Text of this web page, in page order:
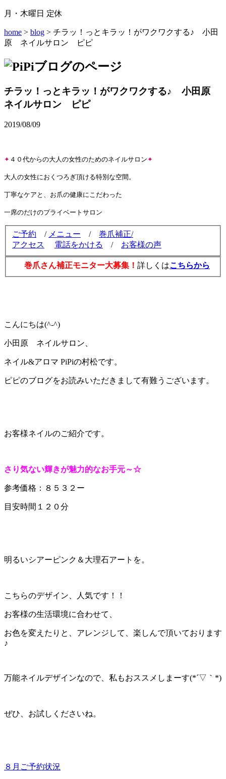
月・木曜日 定休
home > blog > チラッ！っとキラッ！がワクワクする♪ 小田
原 ネイルサロン ピピ
チラッ！っとキラッ！がワクワクする♪ 小田原
ネイルサロン ピピ
2019/08/09
✦ ４０代からの大人の女性のためのネイルサロン✦
大人の女性におくつろぎ頂ける特別な空間。
丁寧なケアと、お爪の健康にこだわった
一席のだけのプライベートサロン
ご予約 / メニュー / 巻爪補正/
アクセス
電話をかける / お客様の声
巻爪さん補正モニター大募集！ 詳しくはこちらから
こんにちは(^-^)
小田原 ネイルサロン、
ネイル&アロマ PiPiの村松です。
ピピのブログをお読みいただきまして有難うございます。
お客様ネイルのご紹介です。
さり気ない輝きが魅力的なお手元～☆
参考価格：８５３２ー
目安時間１２０分
明るいシアーピンク＆大理石アートを。
こちらのデザイン、人気です！！
お客様の生活環境に合わせて、
お色を変えたりと、アレンジして、楽しんで頂いております
♪
万能ネイルデザインなので、私もおススメしまーす(*´▽｀*)
ぜひ、お試しくださいね。
８月ご予約状況